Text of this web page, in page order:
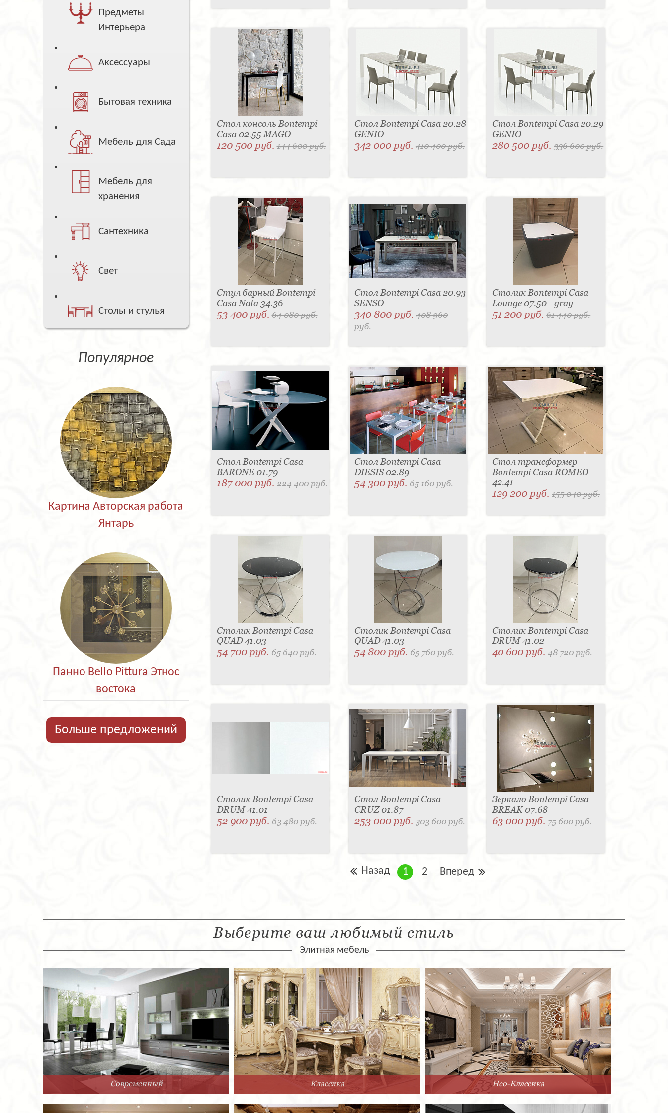
Предметы
Интерьера
Аксессуары
Бытовая техника
Мебель для Сада
Мебель для
хранения
Сантехника
Свет
Столы и стулья
Популярное
Картина Авторская работа
Янтарь
Панно Bello Pittura Этнос
востока
Больше предложений
Все для интерьера
Стол консоль Bontempi
Casa 02.55 MAGO
120 500 руб.144 600 руб.
Стол Bontempi Casa 20.28
GENIO
342 000 руб. 410 400 руб.
Стол Bontempi Casa 20.29
GENIO
280 500 руб.336 600 руб.
Стул барный Bontempi
Casa Nata 34.36
53 400 руб.64 080 руб.
Стол Bontempi Casa 20.93
SENSO
340 800 руб. 408 960
руб.
Столик Bontempi Casa
Lounge 07.50 - gray
51 200 руб.61 440 руб.
Стол Bontempi Casa
BARONE 01.79
187 000 руб.224 400 руб.
Стол Bontempi Casa
DIESIS 02.89
54 300 руб. 65 160 руб.
Стол трансформер
Bontempi Casa ROMEO
42.41
129 200 руб.155 040 руб.
Столик Bontempi Casa
QUAD 41.03
54 700 руб.65 640 руб.
Столик Bontempi Casa
QUAD 41.03
54 800 руб. 65 760 руб.
Столик Bontempi Casa
DRUM 41.02
40 600 руб.48 720 руб.
Столик Bontempi Casa
DRUM 41.01
52 900 руб.63 480 руб.
Стол Bontempi Casa
CRUZ 01.87
253 000 руб. 303 600 руб.
Зеркало Bontempi Casa
BREAK 07.68
63 000 руб.75 600 руб.
Назад 1 2 Вперед
Выберите ваш любимый стиль
Элитная мебель
Современный Классика Нео-Классика